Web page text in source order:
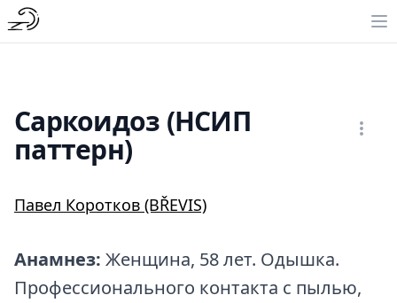
Саркоидоз (НСИП
паттерн)
Павел Коротков (BŘEVIS)
Анамнез: Женщина, 58 лет. Одышка.
Профессионального контакта с пылью,